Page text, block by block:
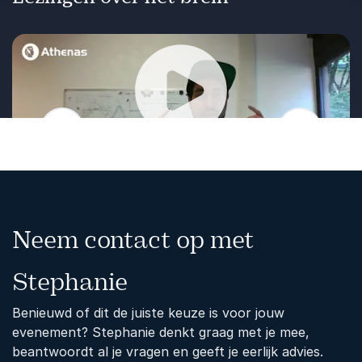
experimenten en inzichten uit de cognitieve
aandacht essentieel is en waarom het
tegelijkertijd zo lastig kan zijn om die aandacht
vast te houden. De lezing biedt bovendien
praktische handvatten: hoe trek je de aandacht
van anderen? En hoe kun je je eigen mentale
Vorige
Neem contact op met
Stephanie
Benieuwd of dit de juiste keuze is voor jouw
evenement? Stephanie denkt graag met je mee,
beantwoordt al je vragen en geeft je eerlijk advies.